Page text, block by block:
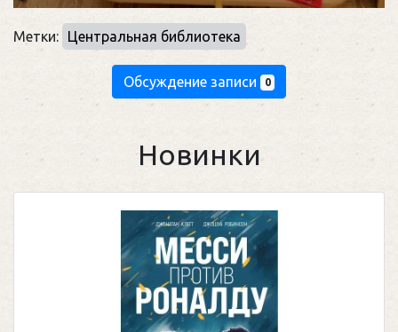
Метки: Центральная библиотека
Обсуждение записи 0
Новинки